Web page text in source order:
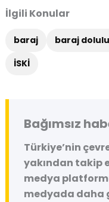
İlgili Konular
baraj baraj
İSKİ
Bağımsız
Türkiye’nin
yakından takip
medya
medyada daha